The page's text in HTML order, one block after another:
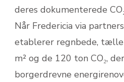
deres dokumenterede
Når Fredericia via
etablerer regnbede,
m² og de 120 ton CO₂,
borgerdrevne